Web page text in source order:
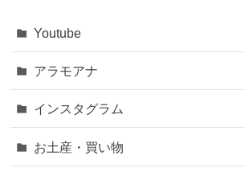
Youtube
アラモアナ
インスタグラム
お土産・買い物